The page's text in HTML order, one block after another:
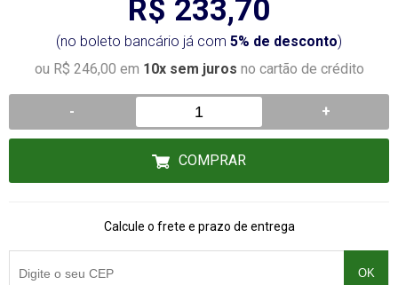
R$ 233,70
(no boleto bancário já com 5% de desconto)
ou R$ 246,00 em 10x sem juros no cartão de crédito
- +
COMPRAR
Calcule o frete e prazo de entrega
OK